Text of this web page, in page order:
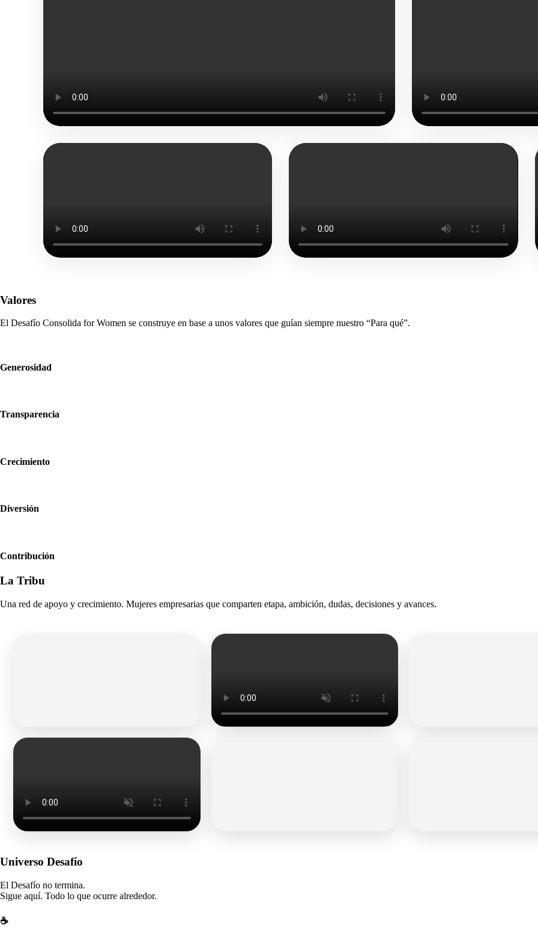
Valores
El Desafío Consolida for Women se construye en base a unos valores que guían siempre nuestro “Para qué”.
Generosidad
Transparencia
Crecimiento
Diversión
Contribución
La Tribu
Una red de apoyo y crecimiento. Mujeres empresarias que comparten etapa, ambición, dudas, decisiones y avances.
Universo Desafío
El Desafío no termina.
Sigue aquí. Todo lo que ocurre alrededor.
☕